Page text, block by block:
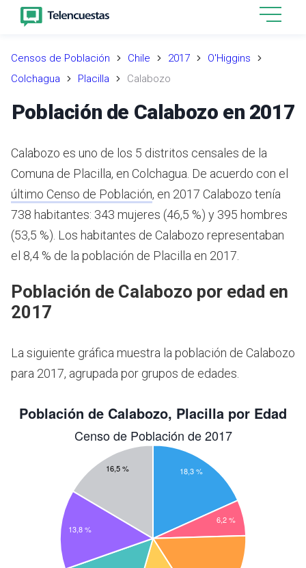
Censos de Población Chile 2017
O'Higgins
Colchagua
Placilla Calabozo
Población de Calabozo en 2017
Calabozo es uno de los 5 distritos censales de la
Comuna de Placilla, en Colchagua. De acuerdo con el
último Censo de Población, en 2017 Calabozo tenía
738 habitantes: 343 mujeres (46,5 %) y 395 hombres
(53,5 %). Los habitantes de Calabozo representaban
el 8,4 % de la población de Placilla en 2017.
Población de Calabozo por edad en
2017
La siguiente gráfica muestra la población de Calabozo
para 2017, agrupada por grupos de edades.